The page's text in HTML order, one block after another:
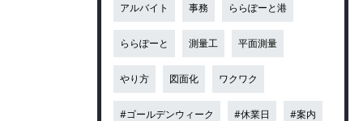
アルバイト 事務 ららぽーと港
ららぽーと 測量工 平面測量
やり方 図面化 ワクワク
#ゴールデンウィーク #休業日 #案内